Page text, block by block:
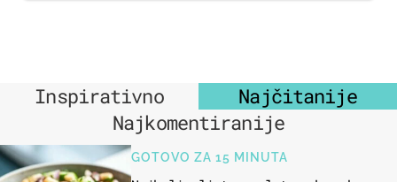
Inspirativno
Najčitanije
Najkomentiranije
GOTOVO ZA 15 MINUTA